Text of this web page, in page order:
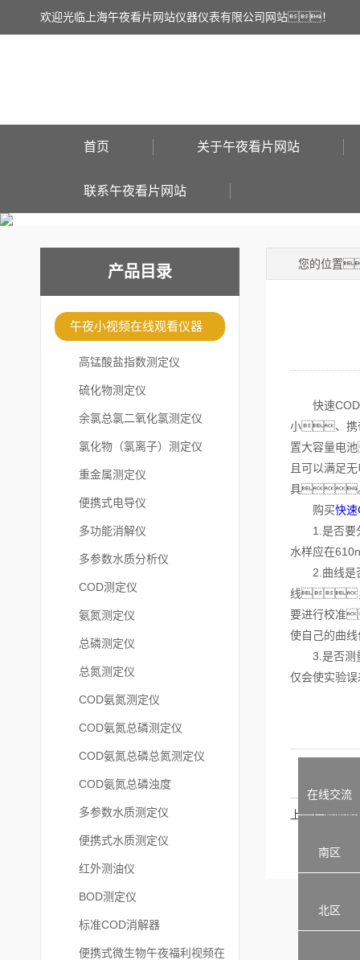
欢迎光临上海午夜看片网站仪器仪表有限公司网站！
首页 关于午夜看片网站
联系午夜看片网站
产品目录
午夜小视频在线观看仪器
高锰酸盐指数测定仪
硫化物测定仪
余氯总氯二氧化氯测定仪
氯化物（氯离子）测定仪
重金属测定仪
便携式电导仪
多功能消解仪
多参数水质分析仪
COD测定仪
氨氮测定仪
总磷测定仪
总氮测定仪
COD氨氮测定仪
COD氨氮总磷测定仪
COD氨氮总磷总氮测定仪
COD氨氮总磷浊度
多参数水质测定仪
便携式水质测定仪
红外测油仪
BOD测定仪
标准COD消解器
便携式微生物午夜福利视频在
您的位置
快速
小、携
置大容量电
且可以满足
具
购买快速
1.是否要
水样应在
2.曲线是否
线，
要进行校准
使自己的曲
3.是否测量
仅会使实验
上一篇
在线交流
南区
北区